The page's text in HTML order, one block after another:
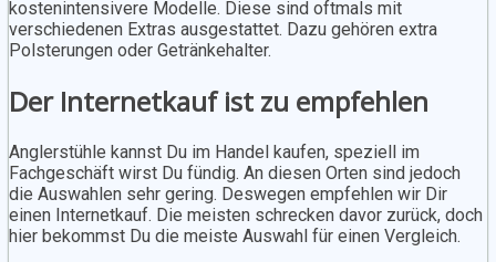
kostenintensivere Modelle. Diese sind oftmals mit
verschiedenen Extras ausgestattet. Dazu gehören extra
Polsterungen oder Getränkehalter.
Der Internetkauf ist zu empfehlen
Anglerstühle kannst Du im Handel kaufen, speziell im
Fachgeschäft wirst Du fündig. An diesen Orten sind jedoch
die Auswahlen sehr gering. Deswegen empfehlen wir Dir
einen Internetkauf. Die meisten schrecken davor zurück, doch
hier bekommst Du die meiste Auswahl für einen Vergleich.